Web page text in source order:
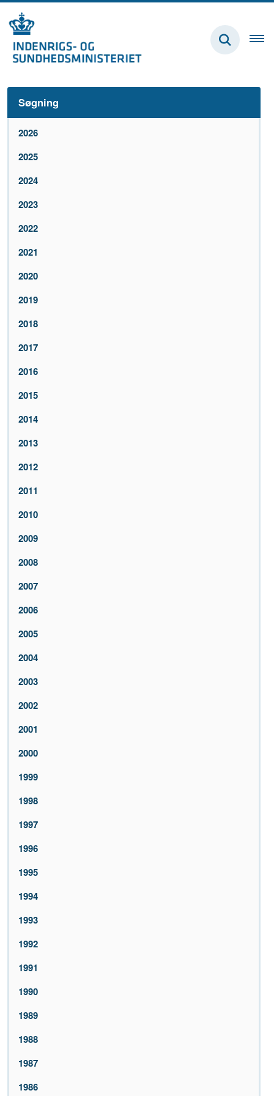
Søgning
2026
2025
2024
2023
2022
2021
2020
2019
2018
2017
2016
2015
2014
2013
2012
2011
2010
2009
2008
2007
2006
2005
2004
2003
2002
2001
2000
1999
1998
1997
1996
1995
1994
1993
1992
1991
1990
1989
1988
1987
1986